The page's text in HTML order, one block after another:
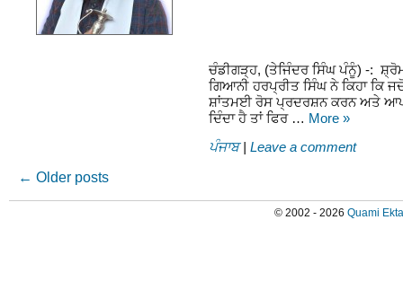
ਚੰਡੀਗੜ੍ਹ, (ਤੇਜਿੰਦਰ ਸਿੰਘ ਪੰਨੂੰ) -:
ਗਿਆਨੀ ਹਰਪ੍ਰੀਤ ਸਿੰਘ ਨੇ ਕਿਹਾ ਕਿ
ਸ਼ਾਂਤਮਈ ਰੋਸ ਪ੍ਰਦਰਸ਼ਨ ਕਰਨ ਅਤੇ
ਦਿੰਦਾ ਹੈ ਤਾਂ ਫਿਰ … More »
ਪੰਜਾਬ | Leave a comment
← Older posts
© 2002 - 2026 Quami